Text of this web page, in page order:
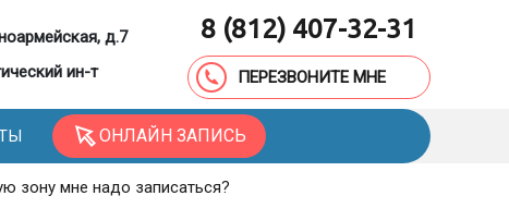
д.7
ин-т
8 (812) 407-32-31
ПЕРЕЗВОНИТЕ МНЕ
ОНЛАЙН ЗАПИСЬ
зону мне надо записаться?